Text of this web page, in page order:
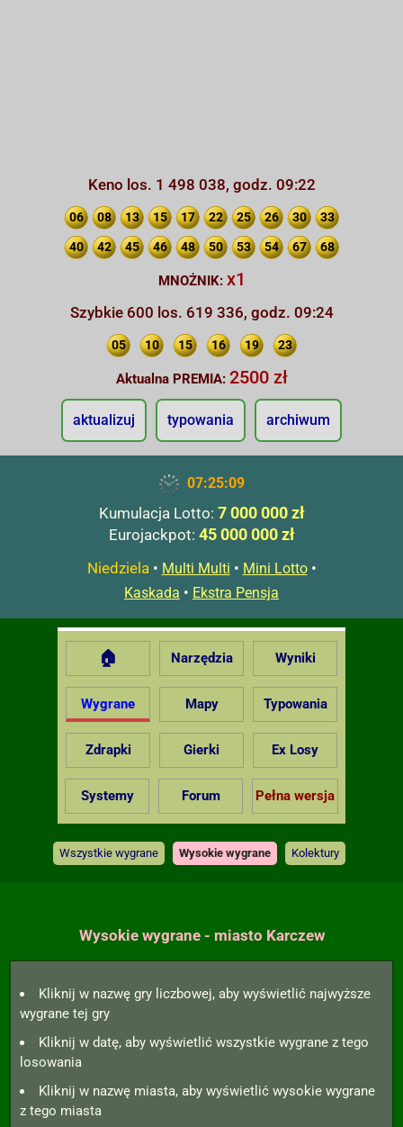
Keno los. 1 498 038, godz. 09:22
06 08 13 15 17 22 25 26 30 33
40 42 45 46 48 50 53 54 67 68
MNOŻNIK: x1
Szybkie 600 los. 619 336, godz. 09:24
05 10 15 16 19 23
Aktualna PREMIA: 2500 zł
aktualizuj typowania archiwum
07:25:10
Kumulacja Lotto: 7 000 000 zł
Eurojackpot: 45 000 000 zł
Niedziela• Multi Multi • Mini Lotto•
Kaskada • Ekstra Pensja
🏠 Narzędzia Wyniki
Wygrane Mapy Typowania
Zdrapki Gierki Ex Losy
Systemy Forum Pełna wersja
Wszystkie wygrane Wysokie wygrane Kolektury
Wysokie wygrane - miasto Karczew
Kliknij w nazwę gry liczbowej, aby wyświetlić najwyższe
wygrane tej gry
Kliknij w datę, aby wyświetlić wszystkie wygrane z tego
losowania
Kliknij w nazwę miasta, aby wyświetlić wysokie wygrane
z tego miasta